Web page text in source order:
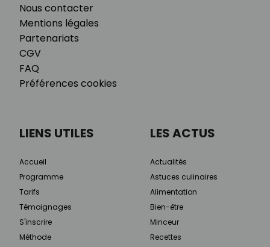
Nous contacter
Mentions légales
Partenariats
CGV
FAQ
Préférences cookies
LIENS UTILES
Accueil
Programme
Tarifs
Témoignages
S'inscrire
Méthode
LES ACTUS
Actualités
Astuces culinaires
Alimentation
Bien-être
Minceur
Recettes